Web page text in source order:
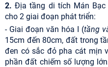
2. Địa tầng di tích Mán
cho 2 giai đoạn phát triển:
- Giai đoạn văn hóa I (tầng
15cm đến 80cm, đất trong
đen có sắc đỏ pha cát mịn
phần đất chiếm số lượng